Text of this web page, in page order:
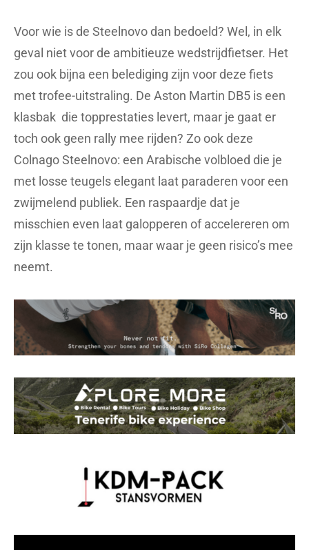
Voor wie is de Steelnovo dan bedoeld? Wel, in elk
geval niet voor de ambitieuze wedstrijdfietser. Het
zou ook bijna een belediging zijn voor deze fiets
met trofee-uitstraling. De Aston Martin DB5 is een
klasbak die topprestaties levert, maar je gaat er
toch ook geen rally mee rijden? Zo ook deze
Colnago Steelnovo: een Arabische volbloed die je
met losse teugels elegant laat paraderen voor een
zwijmelend publiek. Een raspaardje dat je
misschien even laat galopperen of accelereren om
zijn klasse te tonen, maar waar je geen risico’s mee
neemt.